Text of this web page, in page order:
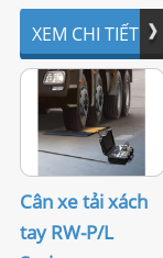
XEM CHI TIẾT
Cân xe tải xách
tay RW-P/L